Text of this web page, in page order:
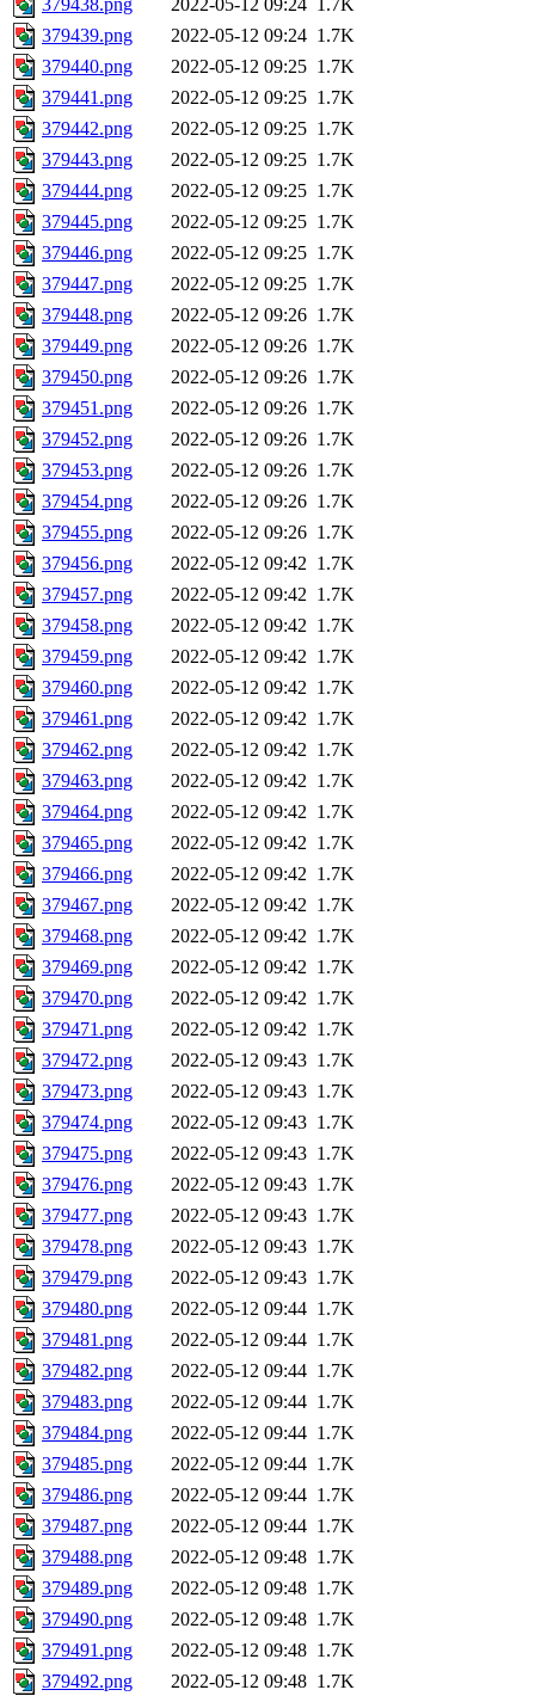
379438.png
2022-05-12 09:24 1.7K
379439.png
2022-05-12 09:24 1.7K
379440.png
2022-05-12 09:25 1.7K
379441.png
2022-05-12 09:25 1.7K
379442.png
2022-05-12 09:25 1.7K
379443.png
2022-05-12 09:25 1.7K
379444.png
2022-05-12 09:25 1.7K
379445.png
2022-05-12 09:25 1.7K
379446.png
2022-05-12 09:25 1.7K
379447.png
2022-05-12 09:25 1.7K
379448.png
2022-05-12 09:26 1.7K
379449.png
2022-05-12 09:26 1.7K
379450.png
2022-05-12 09:26 1.7K
379451.png
2022-05-12 09:26 1.7K
379452.png
2022-05-12 09:26 1.7K
379453.png
2022-05-12 09:26 1.7K
379454.png
2022-05-12 09:26 1.7K
379455.png
2022-05-12 09:26 1.7K
379456.png
2022-05-12 09:42 1.7K
379457.png
2022-05-12 09:42 1.7K
379458.png
2022-05-12 09:42 1.7K
379459.png
2022-05-12 09:42 1.7K
379460.png
2022-05-12 09:42 1.7K
379461.png
2022-05-12 09:42 1.7K
379462.png
2022-05-12 09:42 1.7K
379463.png
2022-05-12 09:42 1.7K
379464.png
2022-05-12 09:42 1.7K
379465.png
2022-05-12 09:42 1.7K
379466.png
2022-05-12 09:42 1.7K
379467.png
2022-05-12 09:42 1.7K
379468.png
2022-05-12 09:42 1.7K
379469.png
2022-05-12 09:42 1.7K
379470.png
2022-05-12 09:42 1.7K
379471.png
2022-05-12 09:42 1.7K
379472.png
2022-05-12 09:43 1.7K
379473.png
2022-05-12 09:43 1.7K
379474.png
2022-05-12 09:43 1.7K
379475.png
2022-05-12 09:43 1.7K
379476.png
2022-05-12 09:43 1.7K
379477.png
2022-05-12 09:43 1.7K
379478.png
2022-05-12 09:43 1.7K
379479.png
2022-05-12 09:43 1.7K
379480.png
2022-05-12 09:44 1.7K
379481.png
2022-05-12 09:44 1.7K
379482.png
2022-05-12 09:44 1.7K
379483.png
2022-05-12 09:44 1.7K
379484.png
2022-05-12 09:44 1.7K
379485.png
2022-05-12 09:44 1.7K
379486.png
2022-05-12 09:44 1.7K
379487.png
2022-05-12 09:44 1.7K
379488.png
2022-05-12 09:48 1.7K
379489.png
2022-05-12 09:48 1.7K
379490.png
2022-05-12 09:48 1.7K
379491.png
2022-05-12 09:48 1.7K
379492.png
2022-05-12 09:48 1.7K